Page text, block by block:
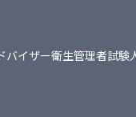
バイザー衛生管理者試験